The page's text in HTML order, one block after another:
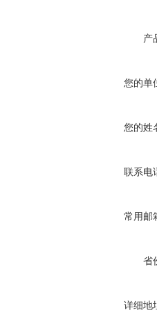
产
您的单
您的姓
联系电
常用邮
省
详细地